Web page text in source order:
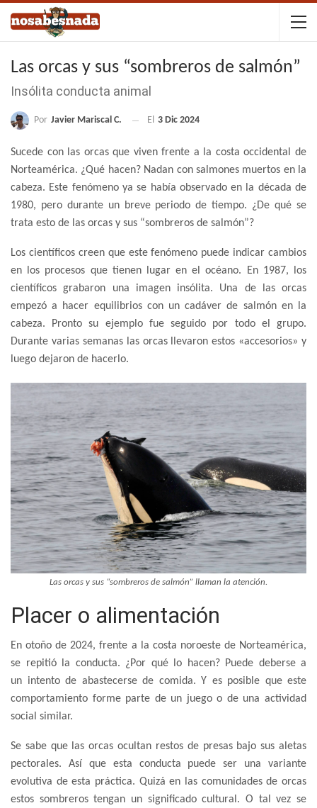
Las orcas y sus “sombreros de salmón”
Insólita conducta animal
Por Javier Mariscal C. El 3 Dic 2024
Sucede con las orcas que viven frente a la costa occidental de
Norteamérica. ¿Qué hacen? Nadan con salmones muertos en la
cabeza. Este fenómeno ya se había observado en la década de
1980, pero durante un breve periodo de tiempo. ¿De qué se
trata esto de las orcas y sus “sombreros de salmón”?
Los científicos creen que este fenómeno puede indicar cambios
en los procesos que tienen lugar en el océano. En 1987, los
científicos grabaron una imagen insólita. Una de las orcas
empezó a hacer equilibrios con un cadáver de salmón en la
cabeza. Pronto su ejemplo fue seguido por todo el grupo.
Durante varias semanas las orcas llevaron estos «accesorios» y
luego dejaron de hacerlo.
Las orcas y sus “sombreros de salmón” llaman la atención.
Placer o alimentación
En otoño de 2024, frente a la costa noroeste de Norteamérica,
se repitió la conducta. ¿Por qué lo hacen? Puede deberse a
un intento de abastecerse de comida. Y es posible que este
comportamiento forme parte de un juego o de una actividad
social similar.
Se sabe que las orcas ocultan restos de presas bajo sus aletas
pectorales. Así que esta conducta puede ser una variante
evolutiva de esta práctica. Quizá en las comunidades de orcas
estos sombreros tengan un significado cultural. O tal vez se